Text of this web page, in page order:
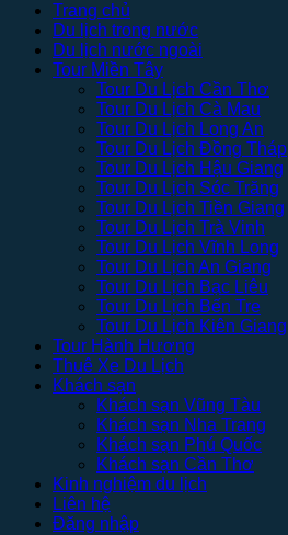
Trang chủ
Du lịch trong nước
Du lịch nước ngoài
Tour Miền Tây
Tour Du Lịch Cần Thơ
Tour Du Lịch Cà Mau
Tour Du Lịch Long An
Tour Du Lịch Đồng Tháp
Tour Du Lịch Hậu Giang
Tour Du Lịch Sóc Trăng
Tour Du Lịch Tiền Giang
Tour Du Lịch Trà Vinh
Tour Du Lịch Vĩnh Long
Tour Du Lịch An Giang
Tour Du Lịch Bạc Liêu
Tour Du Lịch Bến Tre
Tour Du Lịch Kiên Giang
Tour Hành Hương
Thuê Xe Du Lịch
Khách sạn
Khách sạn Vũng Tàu
Khách sạn Nha Trang
Khách sạn Phú Quốc
Khách sạn Cần Thơ
Kinh nghiệm du lịch
Liên hệ
Đăng nhập